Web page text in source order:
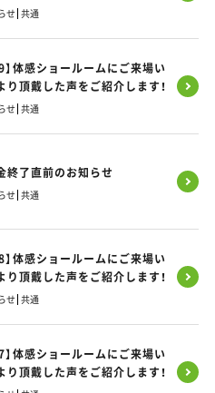
せ 共通
】体感ショールームにご来場い
り頂戴した声をご紹介します！
せ 共通
終了直前のお知らせ
せ 共通
】体感ショールームにご来場い
り頂戴した声をご紹介します！
せ 共通
】体感ショールームにご来場い
り頂戴した声をご紹介します！